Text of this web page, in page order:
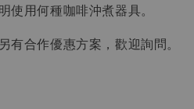
使用何種咖啡沖煮器具。
有合作優惠方案，歡迎詢問。